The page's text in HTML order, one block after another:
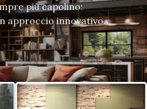
più capolino:
approccio innovativo
al centro della
e del
si propone di svelare
il nostro
l'ambiente e
vita. Se sei curioso di